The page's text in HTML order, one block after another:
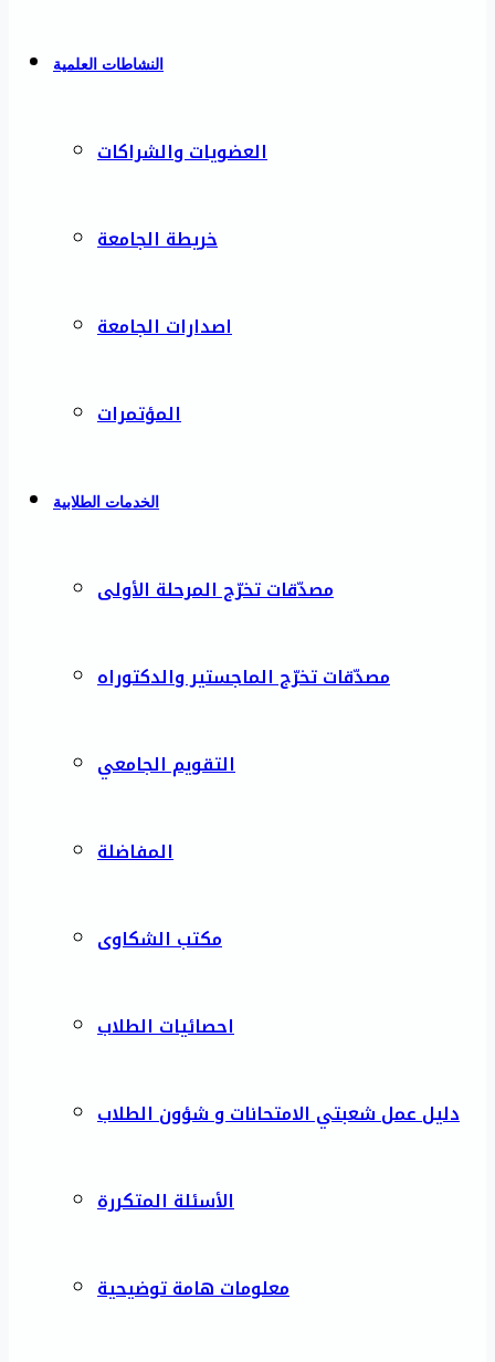
النشاطات العلمية
العضويات والشراكات
خريطة الجامعة
اصدارات الجامعة
المؤتمرات
الخدمات الطلابية
مصدّقات تخرّج المرحلة الأولى
مصدّقات تخرّج الماجستير والدكتوراه
التقويم الجامعي
المفاضلة
مكتب الشكاوى
احصائيات الطلاب
دليل عمل شعبتي الامتحانات و شؤون الطلاب
الأسئلة المتكررة
معلومات هامة توضيحية